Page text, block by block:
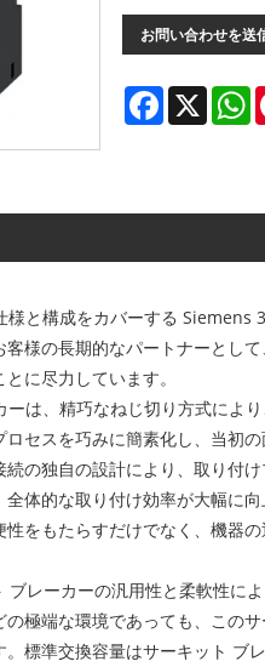
お問い合わせを送
Facebook
X
と構成をカバーする Siemens
様の長期的なパートナーとし
に尽力しています。
は、精巧なねじ切り方式によ
セスを巧みに簡素化し、当初
の独自の設計により、取り付
体的な取り付け効率が大幅に
をもたらすだけでなく、機器
レーカーの汎用性と柔軟性に
極端な環境であっても、この
標準交換容量はサーキット ブ